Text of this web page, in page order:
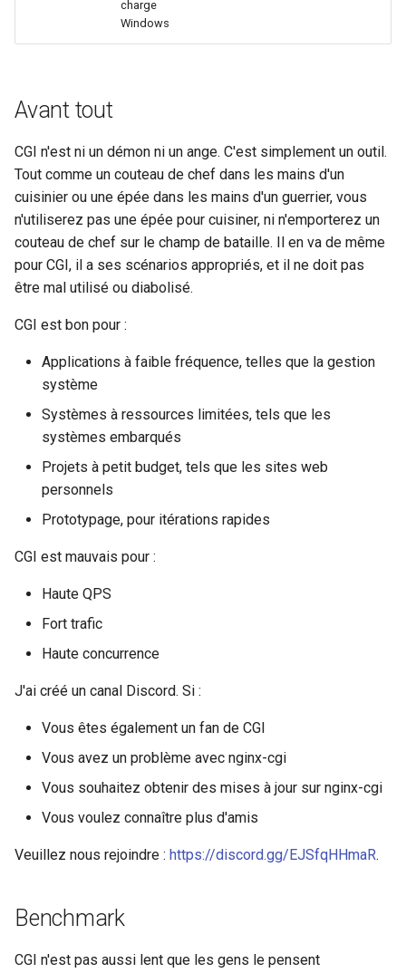
hoedown
http
http2
httpipe
hyperscan
influx
ini
injection
iputils
jit-uuid
jq
jsonrpc-batch
jwt-verification
jwt
libcjson
libr3
charge
Windows
Avant tout
CGI n'est ni un démon ni un ange. C'est simplement un outil.
Tout comme un couteau de chef dans les mains d'un
cuisinier ou une épée dans les mains d'un guerrier, vous
n'utiliserez pas une épée pour cuisiner, ni n'emporterez un
couteau de chef sur le champ de bataille. Il en va de même
pour CGI, il a ses scénarios appropriés, et il ne doit pas
être mal utilisé ou diabolisé.
CGI est bon pour :
Applications à faible fréquence, telles que la gestion
système
Systèmes à ressources limitées, tels que les
systèmes embarqués
Projets à petit budget, tels que les sites web
personnels
Prototypage, pour itérations rapides
CGI est mauvais pour :
Haute QPS
Fort trafic
Haute concurrence
J'ai créé un canal Discord. Si :
Vous êtes également un fan de CGI
Vous avez un problème avec nginx-cgi
Vous souhaitez obtenir des mises à jour sur nginx-cgi
Vous voulez connaître plus d'amis
Veuillez nous rejoindre : https://discord.gg/EJSfqHHmaR.
Benchmark
CGI n'est pas aussi lent que les gens le pensent